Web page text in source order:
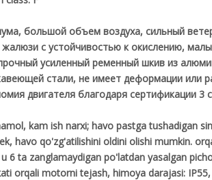
большой объем воздуха, сильный
с устойчивостью к окислению,
усиленный ременный шкив из
стали, не имеет деформации или
двигателя благодаря сертификации 3
kam ish narxi; havo pastga tushadigan
havo qo'zg'atilishini oldini olishi mumkin.
6 ta zanglamaydigan po'latdan yasalgan
orqali motorni tejash, himoya darajasi: